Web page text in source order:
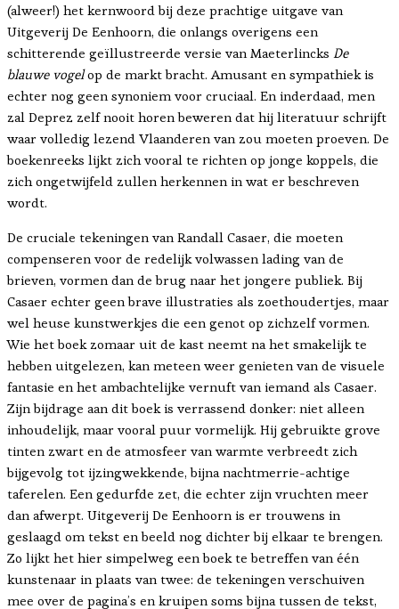
(alweer!) het kernwoord bij deze prachtige uitgave van
Uitgeverij De Eenhoorn, die onlangs overigens een
schitterende geïllustreerde versie van Maeterlincks De
blauwe vogelop de markt bracht. Amusant en sympathiek is
echter nog geen synoniem voor cruciaal. En inderdaad, men
zal Deprez zelf nooit horen beweren dat hij literatuur schrijft
waar volledig lezend Vlaanderen van zou moeten proeven. De
boekenreeks lijkt zich vooral te richten op jonge koppels, die
zich ongetwijfeld zullen herkennen in wat er beschreven
wordt.
De cruciale tekeningen van Randall Casaer, die moeten
compenseren voor de redelijk volwassen lading van de
brieven, vormen dan de brug naar het jongere publiek. Bij
Casaer echter geen brave illustraties als zoethoudertjes, maar
wel heuse kunstwerkjes die een genot op zichzelf vormen.
Wie het boek zomaar uit de kast neemt na het smakelijk te
hebben uitgelezen, kan meteen weer genieten van de visuele
fantasie en het ambachtelijke vernuft van iemand als Casaer.
Zijn bijdrage aan dit boek is verrassend donker: niet alleen
inhoudelijk, maar vooral puur vormelijk. Hij gebruikte grove
tinten zwart en de atmosfeer van warmte verbreedt zich
bijgevolg tot ijzingwekkende, bijna nachtmerrie-achtige
taferelen. Een gedurfde zet, die echter zijn vruchten meer
dan afwerpt. Uitgeverij De Eenhoorn is er trouwens in
geslaagd om tekst en beeld nog dichter bij elkaar te brengen.
Zo lijkt het hier simpelweg een boek te betreffen van één
kunstenaar in plaats van twee: de tekeningen verschuiven
mee over de pagina’s en kruipen soms bijna tussen de tekst,